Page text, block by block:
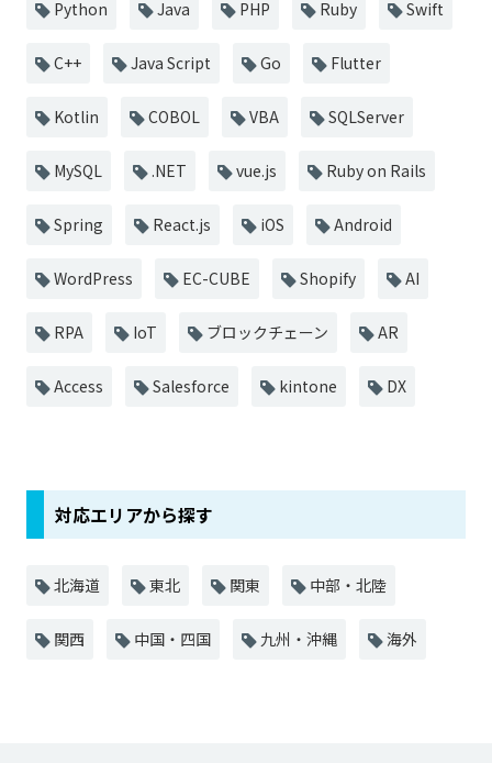
Python Java PHP Ruby Swift
C++ Java Script Go Flutter
Kotlin COBOL VBA SQLServer
MySQL .NET vue.js Ruby on Rails
Spring React.js iOS Android
WordPress EC-CUBE Shopify AI
RPA IoT ブロックチェーン AR
Access Salesforce kintone DX
対応エリアから探す
北海道 東北 関東 中部・北陸
関西 中国・四国 九州・沖縄 海外